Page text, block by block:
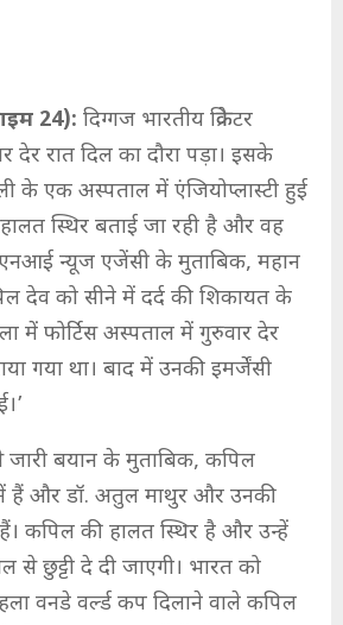
24): दिग्गज भारतीय क्रिकेटर
देर रात दिल का दौरा पड़ा। इसके
के एक अस्पताल में एंजियोप्लास्टी हुई
स्थिर बताई जा रही है और वह
न्यूज एजेंसी के मुताबिक, महान
देव को सीने में दर्द की शिकायत के
में फोर्टिस अस्पताल में गुरुवार देर
गया था। बाद में उनकी इमर्जेंसी
बयान के मुताबिक, कपिल
हैं और डॉ. अतुल माथुर और उनकी
हैं। कपिल की हालत स्थिर है और उन्हें
से छुट्टी दे दी जाएगी। भारत को
वनडे वर्ल्ड कप दिलाने वाले कपिल